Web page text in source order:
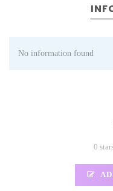
No information found
0